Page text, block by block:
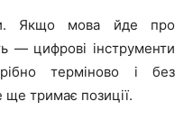
Якщо мова йде про
— цифрові інструменти
терміново і без
ще тримає позиції.